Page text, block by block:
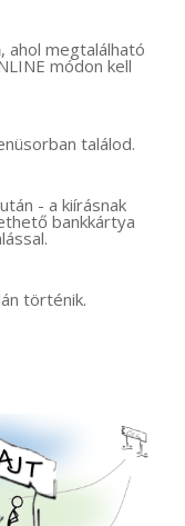
, ahol megtalálható
módon kell
találod.
- a kiírásnak
bankkártya
történik.